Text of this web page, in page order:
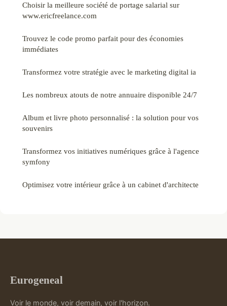
Choisir la meilleure société de portage salarial sur
www.ericfreelance.com
Trouvez le code promo parfait pour des économies
immédiates
Transformez votre stratégie avec le marketing digital ia
Les nombreux atouts de notre annuaire disponible 24/7
Album et livre photo personnalisé : la solution pour vos
souvenirs
Transformez vos initiatives numériques grâce à l'agence
symfony
Optimisez votre intérieur grâce à un cabinet d'architecte
Eurogeneal
Voir le monde, voir demain, voir l'horizon.